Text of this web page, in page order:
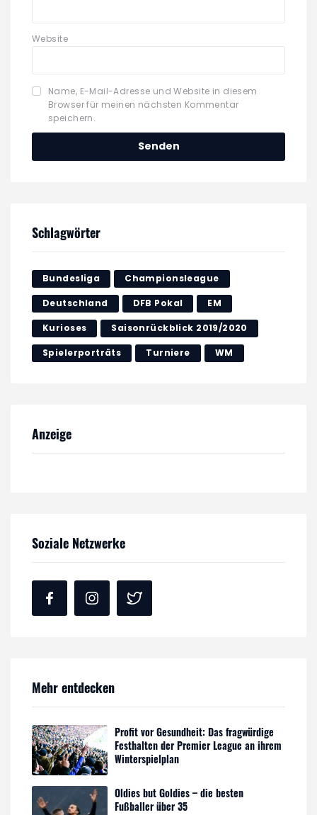
Website
Name, E-Mail-Adresse und Website in diesem
Browser für meinen nächsten Kommentar
speichern.
Schlagwörter
Bundesliga Championsleague
Deutschland DFB Pokal EM
Kurioses Saisonrückblick 2019/2020
Spielerporträts Turniere WM
Anzeige
Soziale Netzwerke
Mehr entdecken
Profit vor Gesundheit: Das fragwürdige
Festhalten der Premier League an ihrem
Winterspielplan
Oldies but Goldies – die besten
Fußballer über 35